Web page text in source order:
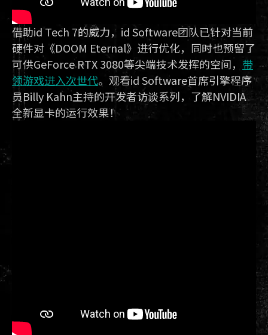
借助id Tech 7的威力，id Software团队已针对当前
硬件对《DOOM Eternal》进行优化，同时也预留了
可供GeForce RTX 3080等尖端技术发挥的空间， 带
领游戏进入次世代。观看id Software首席引擎程序
员Billy Kahn主持的开发者访谈系列，了解NVIDIA
全新显卡的运行效果！